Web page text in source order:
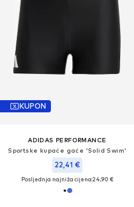
KUPON
ADIDAS PERFORMANCE
Sportske kupaće gaće 'Solid Swim'
22,41 €
Posljednja najniža cijena:24,90 €